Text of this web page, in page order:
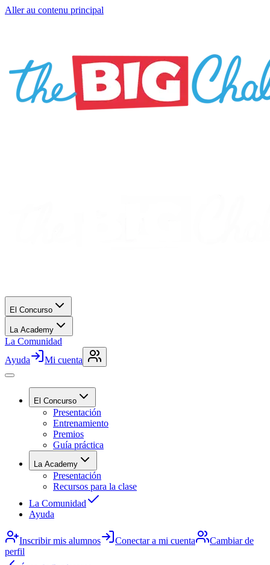
Aller au contenu principal
El Concurso
La Academy
La Comunidad
Ayuda
Mi cuenta
El Concurso
Presentación
Entrenamiento
Premios
Guía práctica
La Academy
Presentación
Recursos para la clase
La Comunidad
Ayuda
Inscribir mis alumnos Conectar a mi cuenta
Cambiar de
perfil